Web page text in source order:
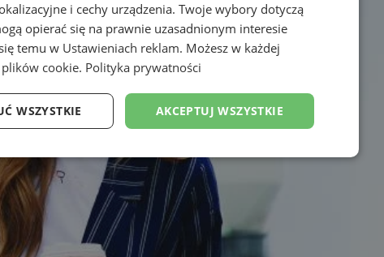
i cechy urządzenia. Twoje wybory dotyczą
opierać się na prawnie uzasadnionym interesie
temu w Ustawieniach reklam. Możesz w każdej
cookie. Polityka prywatności
AKCEPTUJ WSZYSTKIE
WSZYSTKIE
Funkcjonalność Niesklasyfikowane